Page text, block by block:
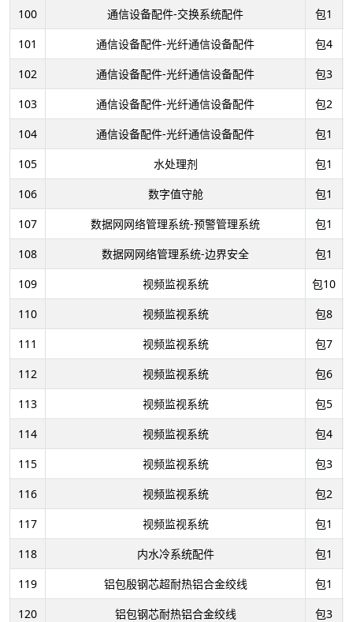
100
通信设备配件-交换系统配件
包1
101
通信设备配件-光纤通信设备配件
包4
102
通信设备配件-光纤通信设备配件
包3
103
通信设备配件-光纤通信设备配件
包2
104
通信设备配件-光纤通信设备配件
包1
105
水处理剂
包1
106
数字值守舱
包1
107
数据网网络管理系统-预警管理系统
包1
108
数据网网络管理系统-边界安全
包1
109
视频监视系统
包10
110
视频监视系统
包8
111
视频监视系统
包7
112
视频监视系统
包6
113
视频监视系统
包5
114
视频监视系统
包4
115
视频监视系统
包3
116
视频监视系统
包2
117
视频监视系统
包1
118
内水冷系统配件
包1
119
铝包殷钢芯超耐热铝合金绞线
包1
120
铝包钢芯耐热铝合金绞线 包3